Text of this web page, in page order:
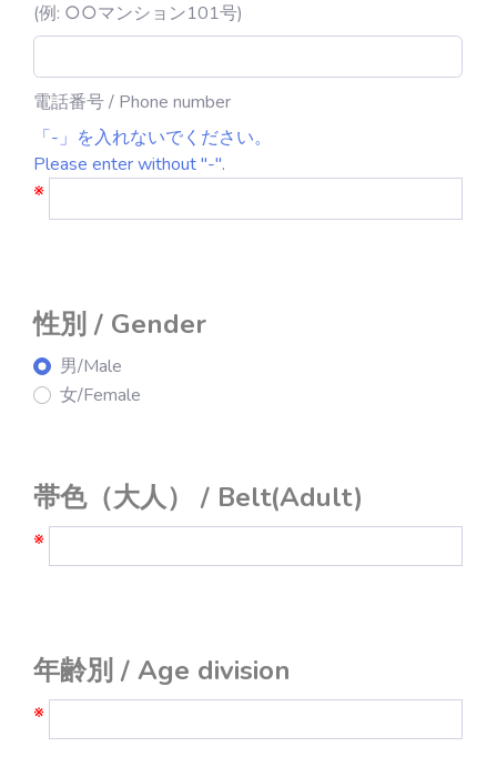
(例: ○○マンション101号)
電話番号 / Phone number
「-」を入れないでください。
Please enter without "-".
※
性別 / Gender
男/Male
女/Female
帯色（大人） / Belt(Adult)
※
年齢別 / Age division
※